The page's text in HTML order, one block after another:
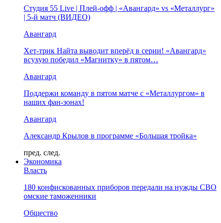
Студия 55 Live | Плей-офф | «Авангард» vs «Металлург»
| 5-й матч (ВИДЕО)
Авангард
Хет-трик Найта выводит вперёд в серии! «Авангард»
всухую победил «Магнитку» в пятом…
Авангард
Поддержи команду в пятом матче с «Металлургом» в
наших фан-зонах!
Авангард
Александр Крылов в программе «Большая тройка»
пред. след.
Экономика
Власть
180 конфискованных приборов передали на нужды СВО
омские таможенники
Общество